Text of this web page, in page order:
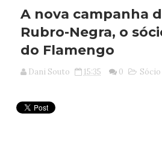
A nova campanha
Rubro-Negra, o
do Flamengo
Dani Souto 15:35 0